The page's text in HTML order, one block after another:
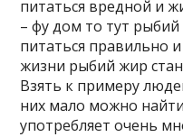
питаться вредной и
– фу дом то тут
питаться правильно
жизни рыбий жир
Взять к примеру
них мало можно
употребляет очень